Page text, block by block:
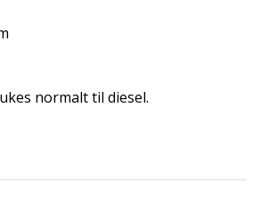
normalt til diesel.